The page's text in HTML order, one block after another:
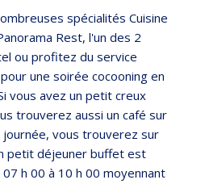
spécialités Cuisine
Rest, l'un des 2
ou profitez du service
une soirée cocooning en
vous avez un petit creux
trouverez aussi un café sur
journée, vous trouverez sur
petit déjeuner buffet est
h 00 à 10 h 00 moyennant